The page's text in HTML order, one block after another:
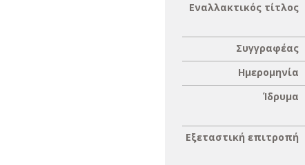
Εναλλακτικός τίτλος
Συγγραφέας
Ημερομηνία
Ίδρυμα
Εξεταστική επιτροπή